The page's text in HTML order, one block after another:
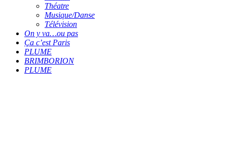
Théatre
Musique/Danse
Télévision
On y va…ou pas
Ça c’est Paris
PLUME
BRIMBORION
PLUME